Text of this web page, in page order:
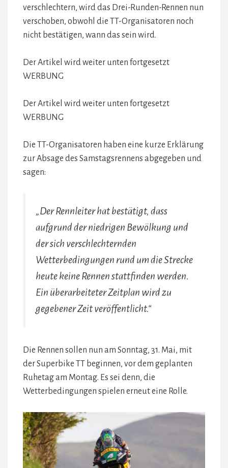
verschlechtern, wird das Drei-Runden-Rennen nun
verschoben, obwohl die TT-Organisatoren noch
nicht bestätigen, wann das sein wird.
Der Artikel wird weiter unten fortgesetzt
WERBUNG
Der Artikel wird weiter unten fortgesetzt
WERBUNG
Die TT-Organisatoren haben eine kurze Erklärung
zur Absage des Samstagsrennens abgegeben und
sagen:
„Der Rennleiter hat bestätigt, dass
aufgrund der niedrigen Bewölkung und
der sich verschlechternden
Wetterbedingungen rund um die Strecke
heute keine Rennen stattfinden werden.
Ein überarbeiteter Zeitplan wird zu
gegebener Zeit veröffentlicht.“
Die Rennen sollen nun am Sonntag, 31. Mai, mit
der Superbike TT beginnen, vor dem geplanten
Ruhetag am Montag. Es sei denn, die
Wetterbedingungen spielen erneut eine Rolle.